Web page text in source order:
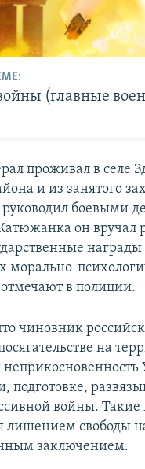
(главные
проживал в селе
и из занятого
руководил боевыми
он вручал
награды
отмечают в полиции.
чиновник
на
подготовке,
войны. Такие
лишением свободы
заключением.